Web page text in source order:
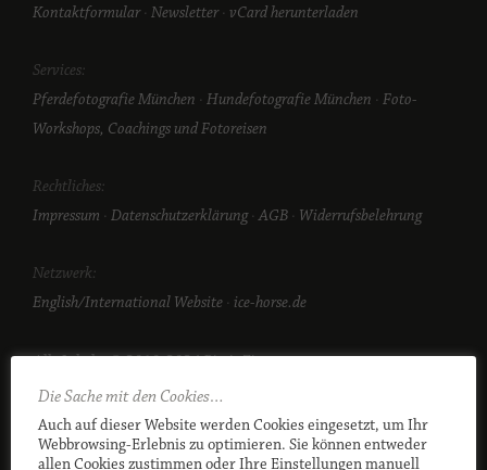
Kontaktformular· Newsletter· vCard herunterladen
Services:
Pferdefotografie München · Hundefotografie München · Foto-
Workshops, Coachings und Fotoreisen
Rechtliches:
Impressum · Datenschutzerklärung·AGB · Widerrufsbelehrung
Netzwerk:
English/International Website · ice-horse.de
Alle Inhalte © 2010-2024 Birgit Zimmermann.
Die Sache mit den Cookies…
Auch auf dieser Website werden Cookies eingesetzt, um Ihr
Webbrowsing-Erlebnis zu optimieren. Sie können entweder
allen Cookies zustimmen oder Ihre Einstellungen manuell